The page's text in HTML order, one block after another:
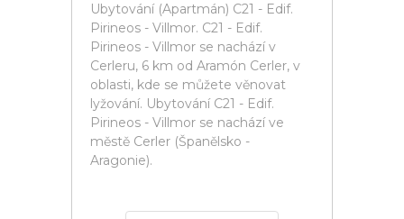
Ubytování (Apartmán) C21 - Edif.
Pirineos - Villmor. C21 - Edif.
Pirineos - Villmor se nachází v
Cerleru, 6 km od Aramón Cerler, v
oblasti, kde se můžete věnovat
lyžování. Ubytování C21 - Edif.
Pirineos - Villmor se nachází ve
městě Cerler (Španělsko -
Aragonie).